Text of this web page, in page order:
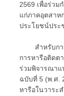
2569 เพื่อร่วม
แก่ภาคอุตสาห
ประโยชน์ประ
สำหรับก
การหารือติดต
ร่วมพิจารณา
ฉบับที่ 5 (พ.ศ.
หารือในวาระ